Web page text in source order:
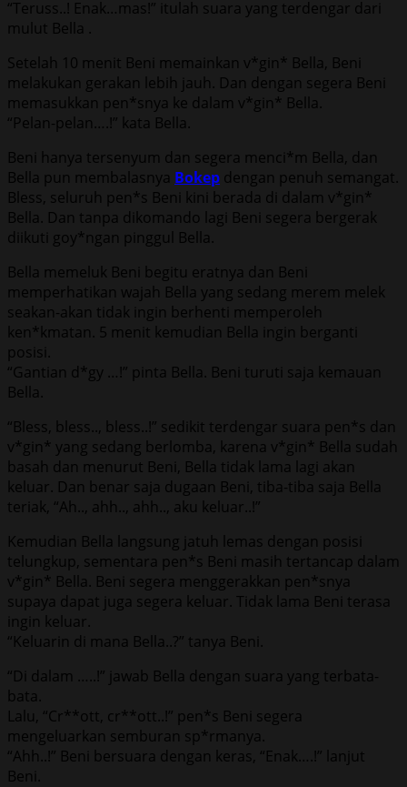
“Teruss..! Enak…mas!” itulah suara yang terdengar dari
mulut Bella .
Setelah 10 menit Beni memainkan v*gin* Bella, Beni
melakukan gerakan lebih jauh. Dan dengan segera Beni
memasukkan pen*snya ke dalam v*gin* Bella.
“Pelan-pelan….!” kata Bella.
Beni hanya tersenyum dan segera menci*m Bella, dan
Bella pun membalasnya Bokep dengan penuh semangat.
Bless, seluruh pen*s Beni kini berada di dalam v*gin*
Bella. Dan tanpa dikomando lagi Beni segera bergerak
diikuti goy*ngan pinggul Bella.
Bella memeluk Beni begitu eratnya dan Beni
memperhatikan wajah Bella yang sedang merem melek
seakan-akan tidak ingin berhenti memperoleh
ken*kmatan. 5 menit kemudian Bella ingin berganti
posisi.
“Gantian d*gy …!” pinta Bella. Beni turuti saja kemauan
Bella.
“Bless, bless.., bless..!” sedikit terdengar suara pen*s dan
v*gin* yang sedang berlomba, karena v*gin* Bella sudah
basah dan menurut Beni, Bella tidak lama lagi akan
keluar. Dan benar saja dugaan Beni, tiba-tiba saja Bella
teriak, “Ah.., ahh.., ahh.., aku keluar..!”
Kemudian Bella langsung jatuh lemas dengan posisi
telungkup, sementara pen*s Beni masih tertancap dalam
v*gin* Bella. Beni segera menggerakkan pen*snya
supaya dapat juga segera keluar. Tidak lama Beni terasa
ingin keluar.
“Keluarin di mana Bella..?” tanya Beni.
“Di dalam …..!” jawab Bella dengan suara yang terbata-
bata.
Lalu, “Cr**ott, cr**ott..!” pen*s Beni segera
mengeluarkan semburan sp*rmanya.
“Ahh..!” Beni bersuara dengan keras, “Enak….!” lanjut
Beni.